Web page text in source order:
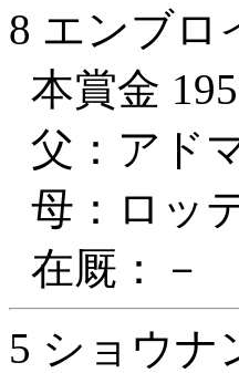
8 エンブロ
本賞金
父：アド
母：ロッ
在厩：－
5 ショウナ